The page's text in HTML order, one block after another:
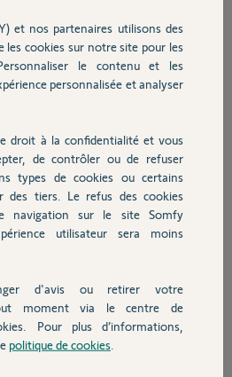
au fil de discussion
pas par le même modèle toujours en
y a plus de 2 ans
et nos partenaires utilisons des
les cookies sur notre site pour les
le contenu et les
personnalisée et analyser
droit à la confidentialité et vous
de contrôler ou de refuser
types de cookies ou certains
des tiers. Le refus des cookies
navigation sur le site Somfy
utilisateur sera moins
d'avis ou retirer votre
moment via le centre de
Pour plus d’informations,
politique de cookies